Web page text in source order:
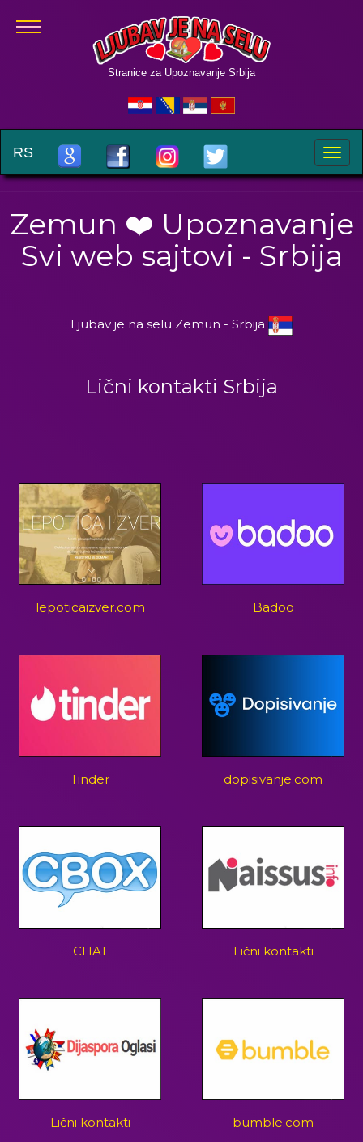
Stranice za Upoznavanje Srbija
Toggle
RS
Zemun ❤️ Upoznavanje
Svi web sajtovi - Srbija
Ljubav je na selu Zemun - Srbija
Lični kontakti Srbija
lepoticaizver.com Badoo
Tinder dopisivanje.com
CHAT Lični kontakti
Lični kontakti bumble.com